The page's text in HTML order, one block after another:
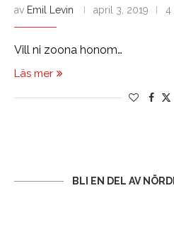
av Emil Levin april 3, 2019 4
Vill ni zoona honom…
Läs mer
BLI EN DEL AV